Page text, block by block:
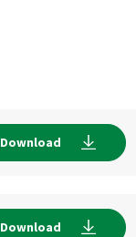
Download
Download